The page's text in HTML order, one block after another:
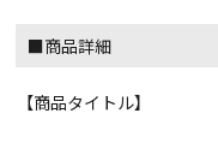
■商品詳細
【商品タイトル】